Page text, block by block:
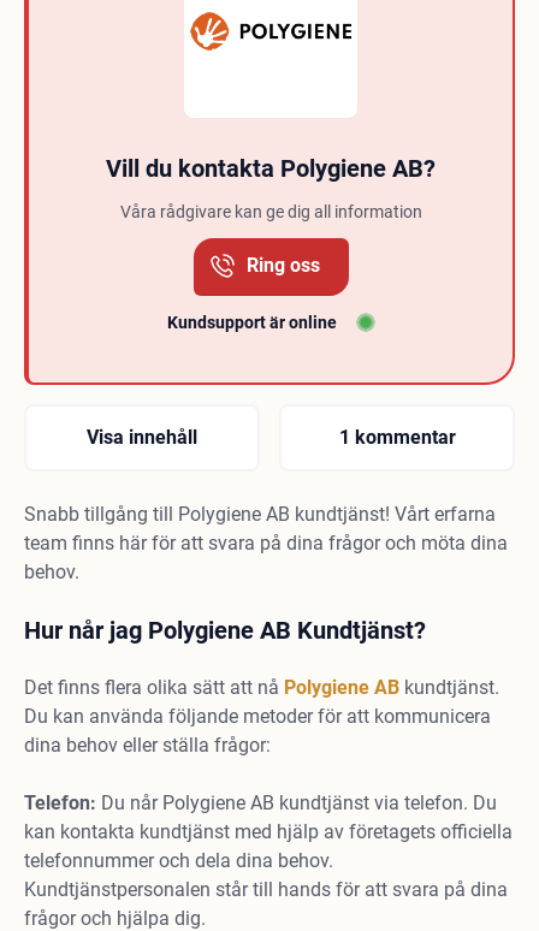
Vill du kontakta Polygiene AB?
Våra rådgivare kan ge dig all information
Ring oss
Kundsupport är online
Visa innehåll 1 kommentar
Snabb tillgång till Polygiene AB kundtjänst! Vårt erfarna
team finns här för att svara på dina frågor och möta dina
behov.
Hur når jag Polygiene AB Kundtjänst?
Det finns flera olika sätt att nå Polygiene AB kundtjänst.
Du kan använda följande metoder för att kommunicera
dina behov eller ställa frågor:
Telefon: Du når Polygiene AB kundtjänst via telefon. Du
kan kontakta kundtjänst med hjälp av företagets officiella
telefonnummer och dela dina behov.
Kundtjänstpersonalen står till hands för att svara på dina
frågor och hjälpa dig.